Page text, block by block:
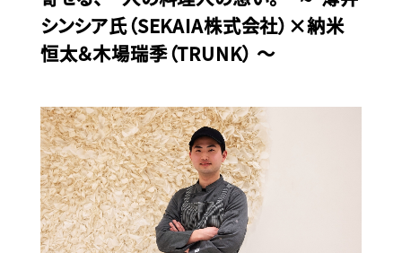
シンシア氏（SEKAIA株式会社）×納米
恒太＆木場瑞季（TRUNK） 〜